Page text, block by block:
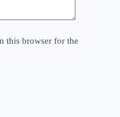
this browser for the